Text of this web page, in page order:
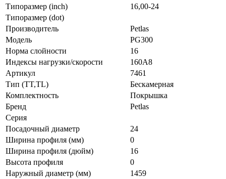
Типоразмер (inch)
16,00-24
Типоразмер (dot)
Производитель
Petlas
Модель
PG300
Норма слойности
16
Индексы нагрузки/скорости
160A8
Артикул
7461
Тип (TT,TL)
Бескамерная
Комплектность
Покрышка
Бренд
Petlas
Серия
Посадочный диаметр
24
Ширина профиля (мм)
0
Ширина профиля (дюйм)
16
Высота профиля
0
Наружный диаметр (мм)
1459